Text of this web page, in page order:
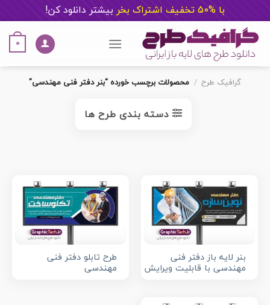
با %50 تخفیف اشتراک بخر بیشتر دانلود کن!
content
0
گرافیک طرح / محصولات برچسب خورده “بنر دفتر فنی مهندسی”
دسته بندی طرح ها
بنر لایه باز دفتر فنی
مهندسی با قابلیت ویرایش
طرح تابلو دفتر فنی
مهندسی